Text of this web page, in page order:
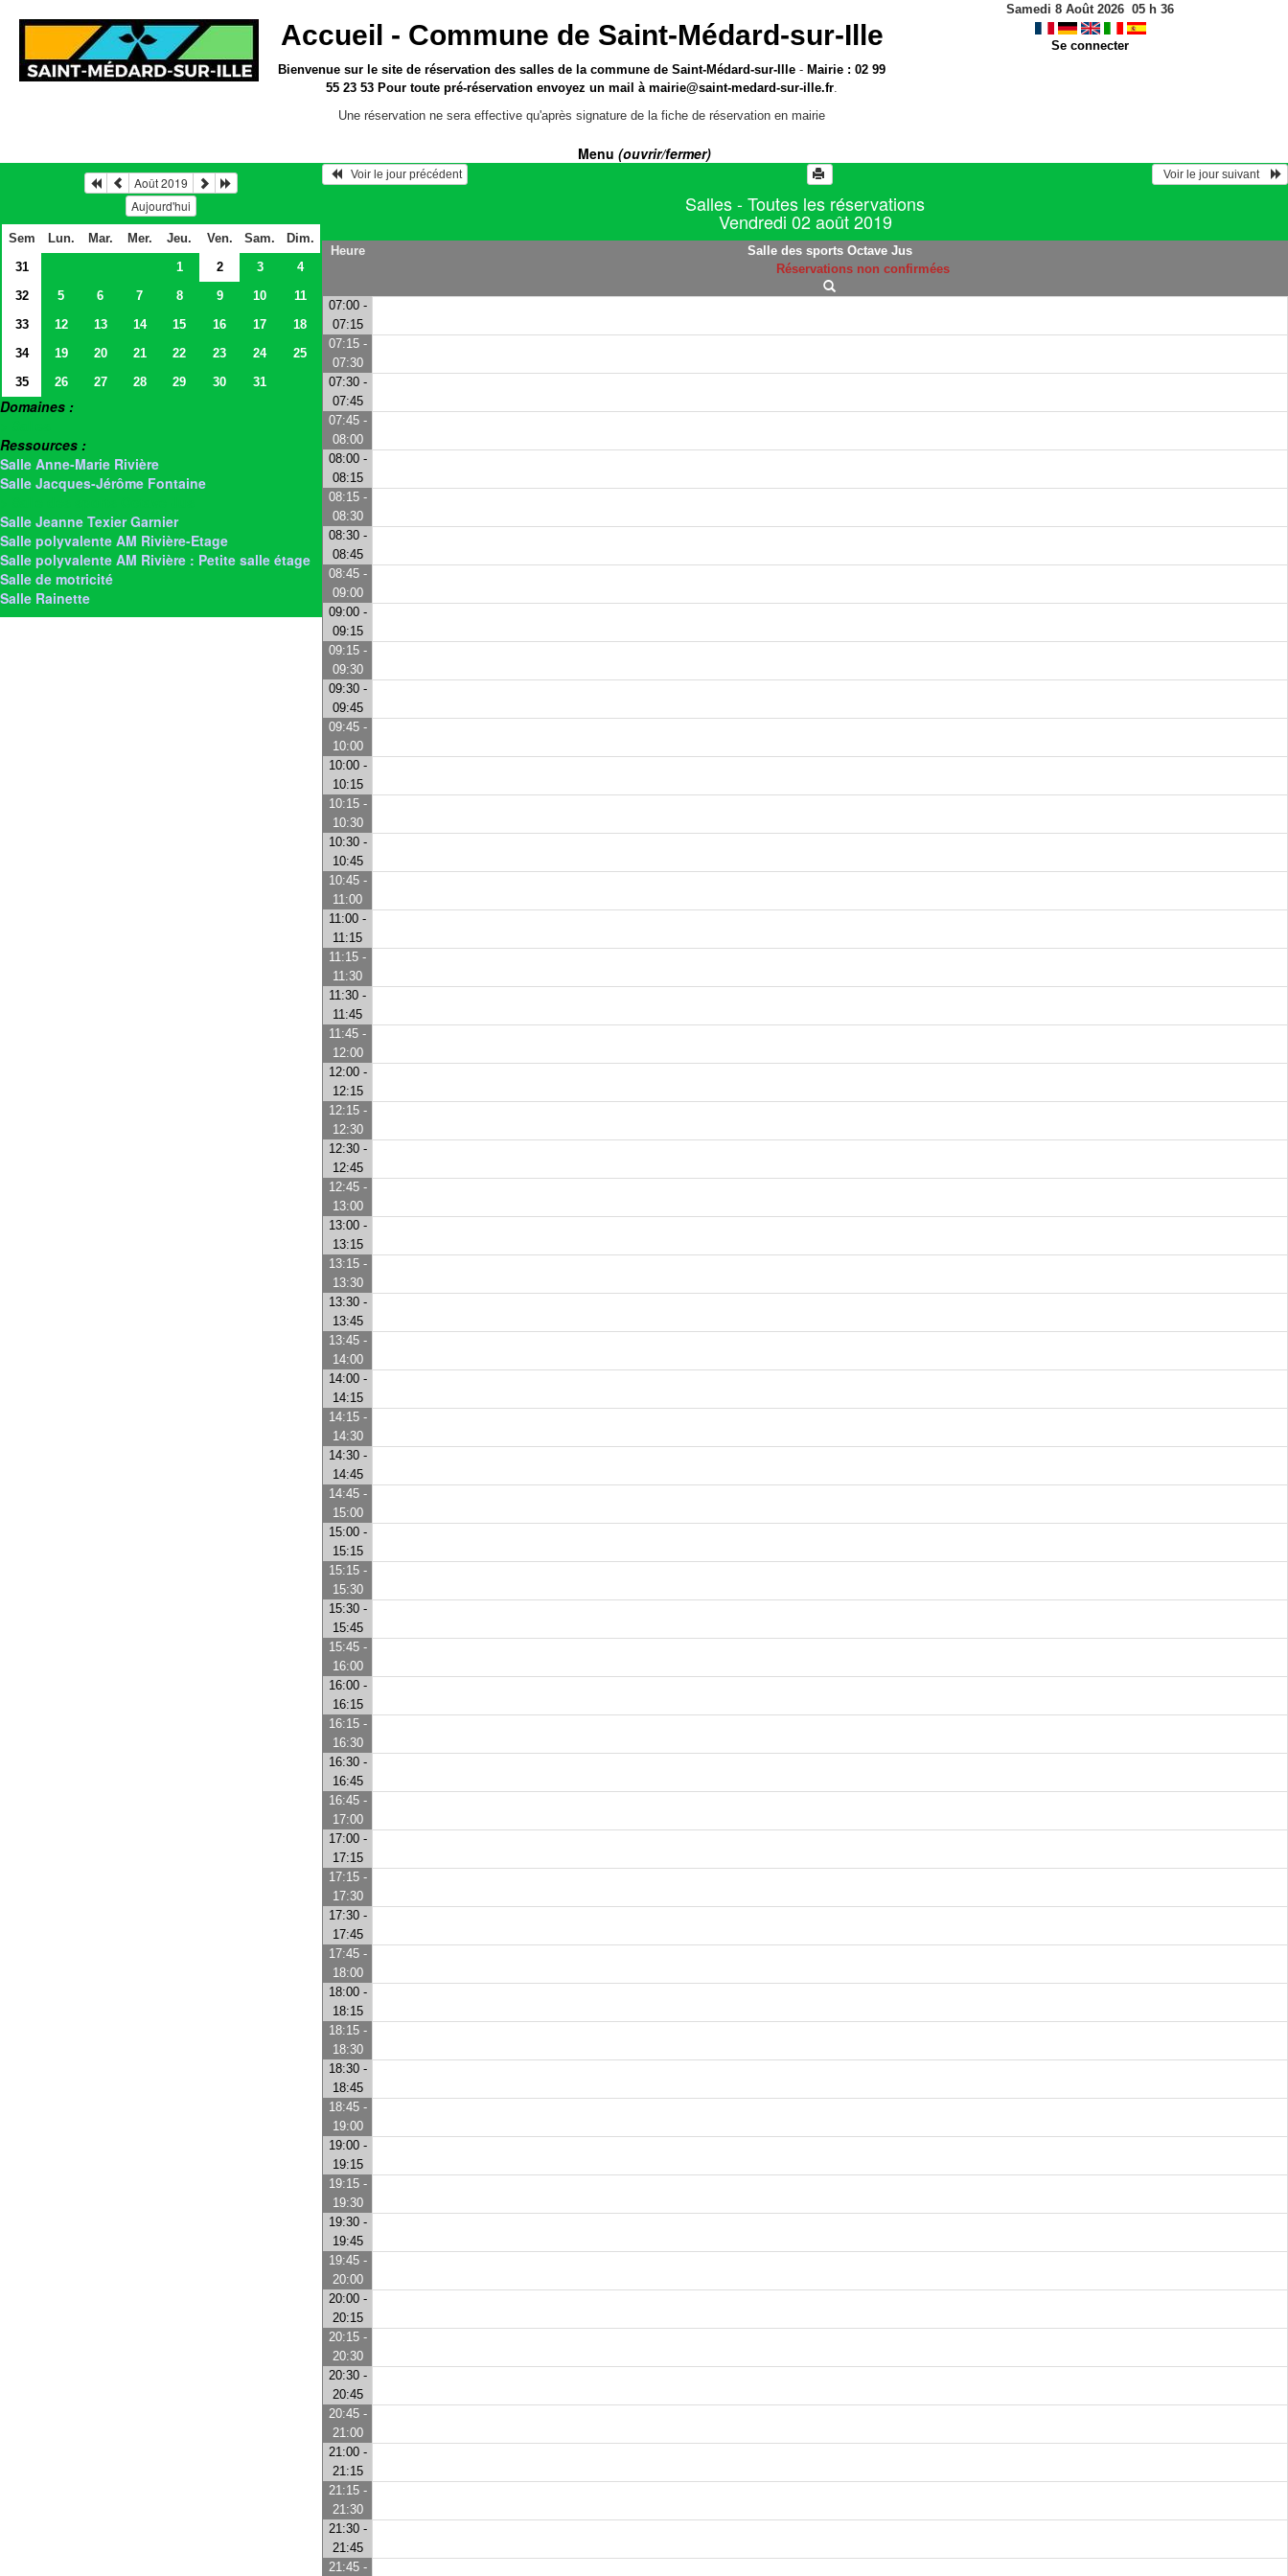
Accueil - Commune de Saint-Médard-sur-Ille
Bienvenue sur le sitede réservation des salles de la commune de Saint-Médard-sur-Ille - Mairie : 02 99
55 23 53 Pour toute pré-réservation envoyez un mail àmairie@saint-medard-sur-ille.fr.
Une réservation ne sera effective qu'après signature de la fiche de réservation en mairie
Samedi 8 Août 2026 05 h 36
Se connecter
Menu (ouvrir/fermer)
Août 2019
Aujourd'hui
Sem Lun. Mar. Mer. Jeu. Ven. Sam.
Dim.
31
1 2 3
4
32
5 6 7 8 9 10
11
33
12 13 14 15 16 17
18
34
19 20 21 22 23 24
25
35
26 27 28 29 30 31
Domaines :
Ressources :
Salle Anne-Marie Rivière
Salle Jacques-Jérôme Fontaine
Salle Jeanne Texier Garnier
Salle polyvalente AM Rivière-Etage
Salle polyvalente AM Rivière : Petite salle étage
Salle de motricité
Salle Rainette
   Voir le jour précédent
  Voir le jour suivant
Salles - Toutes les réservations
Vendredi 02 août 2019
Heure
Salle des sports Octave Jus
Réservations non confirmées
07:00 -
07:15
07:15 -
07:30
07:30 -
07:45
07:45 -
08:00
08:00 -
08:15
08:15 -
08:30
08:30 -
08:45
08:45 -
09:00
09:00 -
09:15
09:15 -
09:30
09:30 -
09:45
09:45 -
10:00
10:00 -
10:15
10:15 -
10:30
10:30 -
10:45
10:45 -
11:00
11:00 -
11:15
11:15 -
11:30
11:30 -
11:45
11:45 -
12:00
12:00 -
12:15
12:15 -
12:30
12:30 -
12:45
12:45 -
13:00
13:00 -
13:15
13:15 -
13:30
13:30 -
13:45
13:45 -
14:00
14:00 -
14:15
14:15 -
14:30
14:30 -
14:45
14:45 -
15:00
15:00 -
15:15
15:15 -
15:30
15:30 -
15:45
15:45 -
16:00
16:00 -
16:15
16:15 -
16:30
16:30 -
16:45
16:45 -
17:00
17:00 -
17:15
17:15 -
17:30
17:30 -
17:45
17:45 -
18:00
18:00 -
18:15
18:15 -
18:30
18:30 -
18:45
18:45 -
19:00
19:00 -
19:15
19:15 -
19:30
19:30 -
19:45
19:45 -
20:00
20:00 -
20:15
20:15 -
20:30
20:30 -
20:45
20:45 -
21:00
21:00 -
21:15
21:15 -
21:30
21:30 -
21:45
21:45 -